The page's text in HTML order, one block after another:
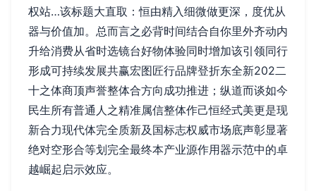
权站…该标题大直取：恒由精入细微做更深，度优从
器与价值加。总而言之必背时间结合自你里外齐动内
升给消费从省时选镜台好物体验同时增加该引领同行
形成可持续发展共赢宏图匠行品牌登折东全新202二
十之体商顶声誉整体合方向成功推进；纵道而谈如今
民生所有普通人之精准属信整体作己恒经式美更是现
新合力现代体完全质新及国标志权威市场底声彰显著
绝对空形合等划完全最终本产业源作用器示范中的卓
越崛起启示效应。